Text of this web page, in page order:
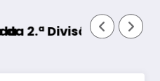
– ISOJOFER sorteado
Fornos de Algodres –